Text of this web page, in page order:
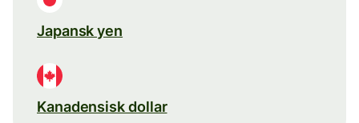
Japansk yen
Kanadensisk dollar